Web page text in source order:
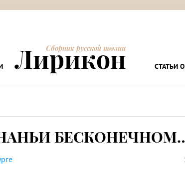
Сборник русской поэзии
Лирикон СТАТЬИ